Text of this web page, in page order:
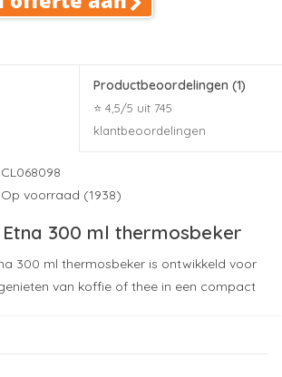
Productbeoordelingen (1)
⭐ 4,5/5 uit 745
klantbeoordelingen
CL068098
Op voorraad (1938)
300 ml thermosbeker
300 ml thermosbeker is ontwikkeld voor
van koffie of thee in een compact